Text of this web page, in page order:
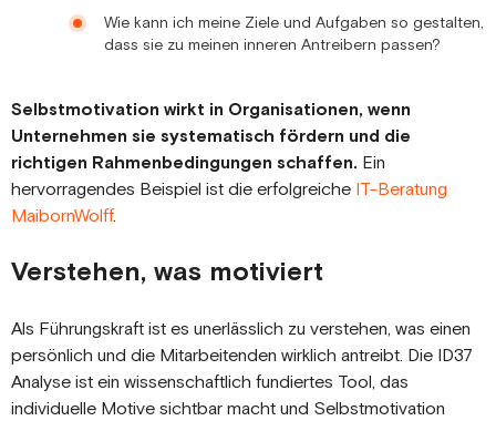
Wie kann ich meine Ziele und Aufgaben so gestalten,
dass sie zu meinen inneren Antreibern passen?
Selbstmotivation wirkt in Organisationen, wenn
Unternehmen sie systematisch fördern und die
richtigen Rahmenbedingungen schaffen. Ein
hervorragendes Beispiel ist die erfolgreiche IT-Beratung
MaibornWolff.
Verstehen, was motiviert
Als Führungskraft ist es unerlässlich zu verstehen, was einen
persönlich und die Mitarbeitenden wirklich antreibt. Die ID37
Analyse ist ein wissenschaftlich fundiertes Tool, das
individuelle Motive sichtbar macht und Selbstmotivation